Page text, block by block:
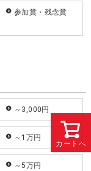
参加賞・残念賞
～3,000円
～1万円
～5万円
カートへ